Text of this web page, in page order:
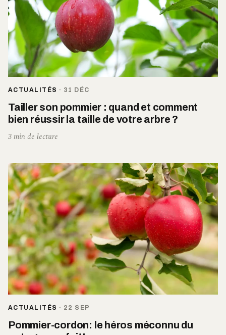
ACTUALITÉS · 31 DÉC
Tailler son pommier : quand et comment
bien réussir la taille de votre arbre ?
3 min de lecture
ACTUALITÉS · 22 SEP
Pommier-cordon: le héros méconnu du